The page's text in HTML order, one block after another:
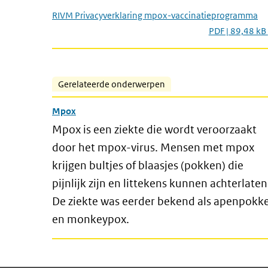
RIVM Privacyverklaring mpox-vaccinatieprogramma
PDF | 89,48 kB
Gerelateerde onderwerpen
Mpox
Mpox is een ziekte die wordt veroorzaakt
door het mpox-virus. Mensen met mpox
krijgen bultjes of blaasjes (pokken) die
pijnlijk zijn en littekens kunnen
De ziekte was eerder bekend als
en monkeypox.